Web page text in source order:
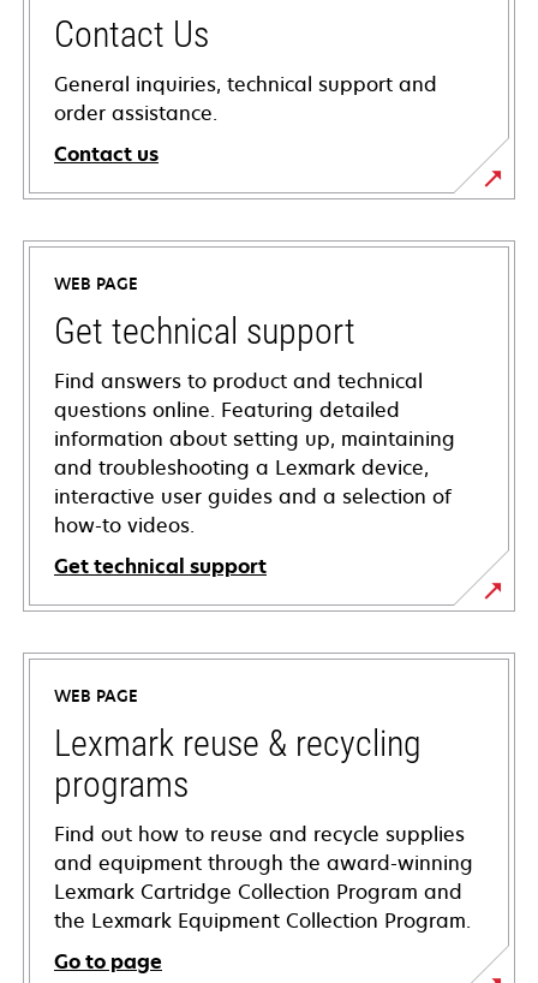
Contact Us
General inquiries, technical support and
order assistance.
Contact us
WEB PAGE
Get technical support
Find answers to product and technical
questions online. Featuring detailed
information about setting up, maintaining
and troubleshooting a Lexmark device,
interactive user guides and a selection of
how-to videos.
Get technical support
opens
in
new
tab
WEB PAGE
Lexmark reuse & recycling
programs
Find out how to reuse and recycle supplies
and equipment through the award-winning
Lexmark Cartridge Collection Program and
the Lexmark Equipment Collection Program.
Go to page